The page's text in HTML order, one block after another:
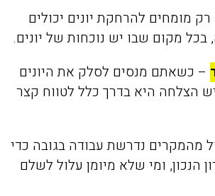
רק מומחים להרחקת יונים יכולים
מקום שבו יש נוכחות של יונים.
– כשאתם מנסים לסלק את היונים
הצלחה היא בדרך כלל לטווח קצר
מהמקרים נדרשת עבודה בגובה כדי
הנכון, ומי שלא מיומן עלול לשלם